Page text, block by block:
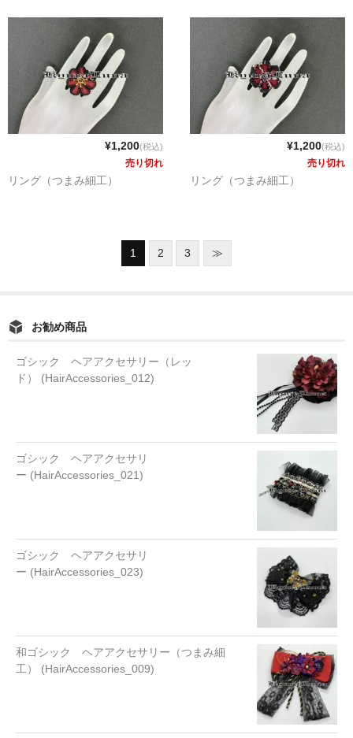
¥1,200(税込)
売り切れ
リング（つまみ細工）
¥1,200(税込)
売り切れ
リング（つまみ細工）
1 2 3 ≫
お勧め商品
ゴシック ヘアアクセサリー（レッ
ド） (HairAccessories_012)
ゴシック ヘアアクセサリ
ー (HairAccessories_021)
ゴシック ヘアアクセサリ
ー (HairAccessories_023)
和ゴシック ヘアアクセサリー（つまみ細
工） (HairAccessories_009)